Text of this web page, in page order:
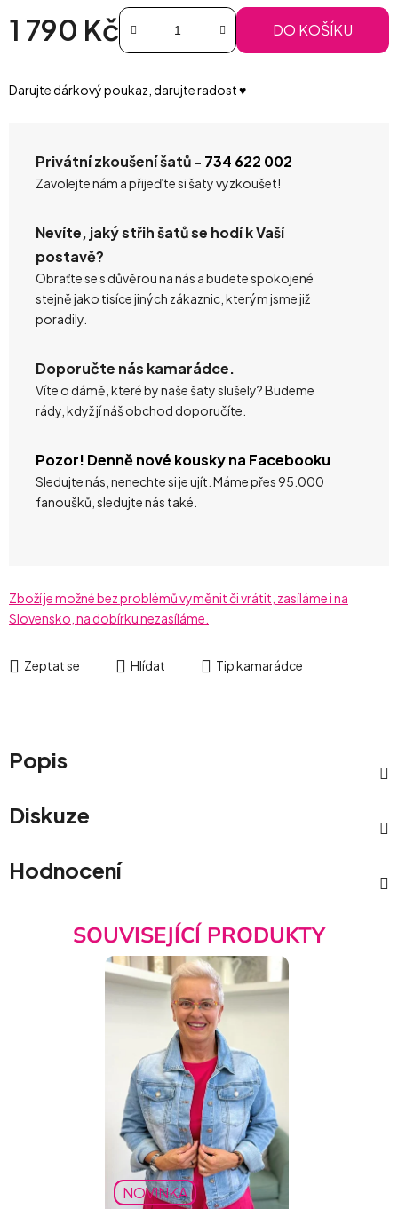
1 790 Kč DO KOŠÍKU
Darujte dárkový poukaz, darujte radost ♥️
Privátní zkoušení šatů - 734 622 002
Zavolejte nám a přijeďte si šaty vyzkoušet!
Nevíte, jaký střih šatů se hodí k Vaší
postavě?
Obraťte se s důvěrou na nás a budete spokojené
stejně jako tisíce jiných zákaznic, kterým jsme již
poradily.
Doporučte nás kamarádce.
Víte o dámě, které by naše šaty slušely? Budeme
rády, když jí náš obchod doporučíte.
Pozor! Denně nové kousky na Facebooku
Sledujte nás, nenechte si je ujít. Máme přes 95.000
fanoušků, sledujte nás také.
Zboží je možné bez problémů vyměnit či vrátit, zasíláme i na
Slovensko, na dobírku nezasíláme.
Zeptat se Hlídat Tip kamarádce
Popis
Diskuze
Hodnocení
SOUVISEJÍCÍ PRODUKTY
NOVINKA